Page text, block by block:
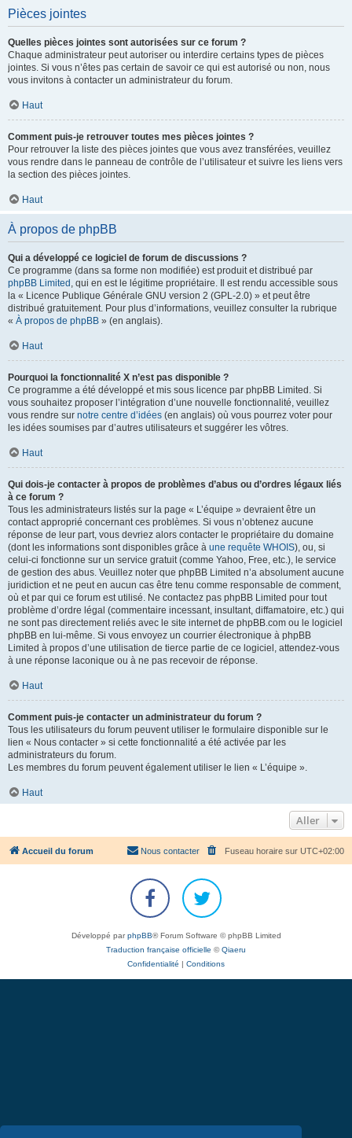
Pièces jointes
Quelles pièces jointes sont autorisées sur ce forum ?
Chaque administrateur peut autoriser ou interdire certains types de pièces
jointes. Si vous n’êtes pas certain de savoir ce qui est autorisé ou non, nous
vous invitons à contacter un administrateur du forum.
Haut
Comment puis-je retrouver toutes mes pièces jointes ?
Pour retrouver la liste des pièces jointes que vous avez transférées, veuillez
vous rendre dans le panneau de contrôle de l’utilisateur et suivre les liens vers
la section des pièces jointes.
Haut
À propos de phpBB
Qui a développé ce logiciel de forum de discussions ?
Ce programme (dans sa forme non modifiée) est produit et distribué par
phpBB Limited , qui en est le légitime propriétaire. Il est rendu accessible sous
la « Licence Publique Générale GNU version 2 (GPL-2.0) » et peut être
distribué gratuitement. Pour plus d’informations, veuillez consulter la rubrique
« À propos de phpBB » (en anglais).
Haut
Pourquoi la fonctionnalité X n’est pas disponible ?
Ce programme a été développé et mis sous licence par phpBB Limited. Si
vous souhaitez proposer l’intégration d’une nouvelle fonctionnalité, veuillez
vous rendre sur notre centre d’idées (en anglais) où vous pourrez voter pour
les idées soumises par d’autres utilisateurs et suggérer les vôtres.
Haut
Qui dois-je contacter à propos de problèmes d’abus ou d’ordres légaux liés
à ce forum ?
Tous les administrateurs listés sur la page « L’équipe » devraient être un
contact approprié concernant ces problèmes. Si vous n’obtenez aucune
réponse de leur part, vous devriez alors contacter le propriétaire du domaine
(dont les informations sont disponibles grâce à une requête WHOIS), ou, si
celui-ci fonctionne sur un service gratuit (comme Yahoo, Free, etc.), le service
de gestion des abus. Veuillez noter que phpBB Limited n’a absolument aucune
juridiction et ne peut en aucun cas être tenu comme responsable de comment,
où et par qui ce forum est utilisé. Ne contactez pas phpBB Limited pour tout
problème d’ordre légal (commentaire incessant, insultant, diffamatoire, etc.) qui
ne sont pas directement reliés avec le site internet de phpBB.com ou le logiciel
phpBB en lui-même. Si vous envoyez un courrier électronique à phpBB
Limited à propos d’une utilisation de tierce partie de ce logiciel, attendez-vous
à une réponse laconique ou à ne pas recevoir de réponse.
Haut
Comment puis-je contacter un administrateur du forum ?
Tous les utilisateurs du forum peuvent utiliser le formulaire disponible sur le
lien « Nous contacter » si cette fonctionnalité a été activée par les
administrateurs du forum.
Les membres du forum peuvent également utiliser le lien « L’équipe ».
Haut
Aller
Accueil du forum Fuseau horaire sur UTC+02:00
Nous contacter
Développé parphpBB® Forum Software © phpBB Limited
Traduction française officielle ©Qiaeru
Confidentialité
Conditions